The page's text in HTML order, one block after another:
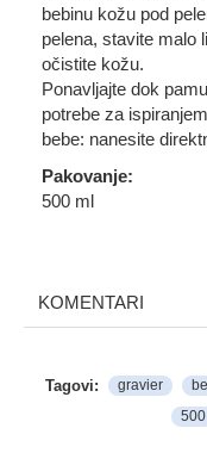
bebinu kožu pod
pelena, stavite malo
očistite kožu.
Ponavljajte dok
potrebe za
bebe: nanesite
Pakovanje:
500 ml
KOMENTARI
Tagovi: gravier
500